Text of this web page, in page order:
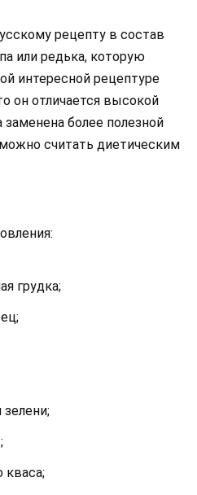
рецепту в состав
или редька, которую
интересной рецептуре
он отличается высокой
более полезной
считать диетическим
грудка;
кваса;